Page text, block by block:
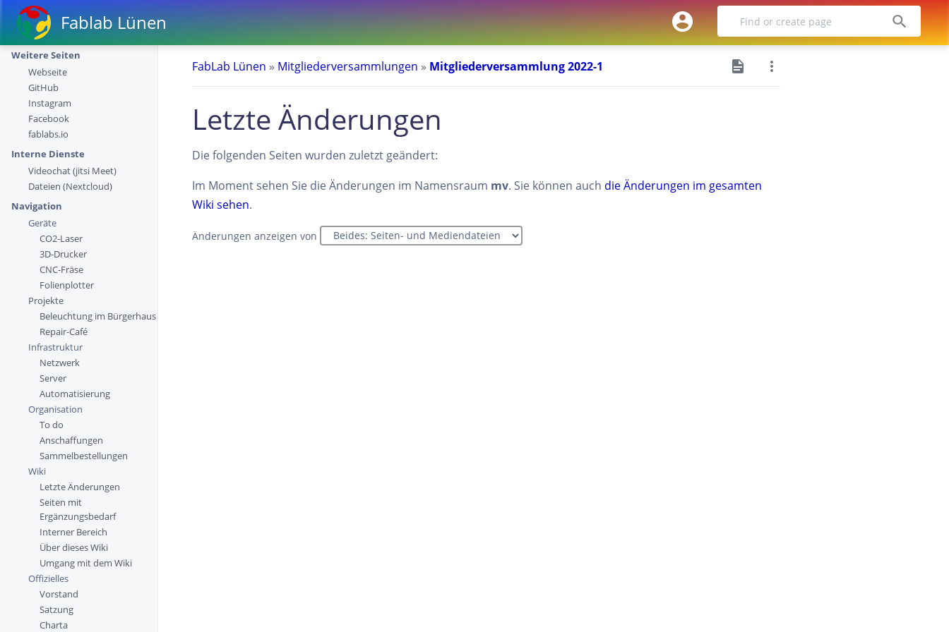
Fablab Lünen SUCHE
Weitere Seiten
Webseite
GitHub
Instagram
Facebook
fablabs.io
Interne Dienste
Videochat (jitsi Meet)
Dateien (Nextcloud)
Navigation
Geräte
CO2-Laser
3D-Drucker
CNC-Fräse
Folienplotter
Projekte
Beleuchtung im Bürgerhaus
Repair-Café
Infrastruktur
Netzwerk
Server
Automatisierung
Organisation
To do
Anschaffungen
Sammelbestellungen
Wiki
Letzte Änderungen
Seiten mit
Ergänzungsbedarf
Interner Bereich
Über dieses Wiki
Umgang mit dem Wiki
Offizielles
Vorstand
Satzung
Charta
FabLab Lünen » Mitgliederversammlungen » Mitgliederversammlung 2022-1
Letzte Änderungen
Die folgenden Seiten wurden zuletzt geändert:
Im Moment sehen Sie die Änderungen im Namensraum mv. Sie können auch die Änderungen im gesamten
Wiki sehen.
Änderungen anzeigen von